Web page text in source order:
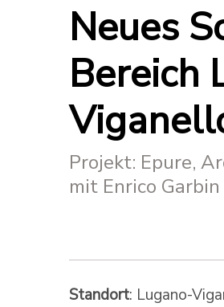
Neues
Bereich
Projekt: Epure,
mit Enrico Garbin
Standort: Lugano-